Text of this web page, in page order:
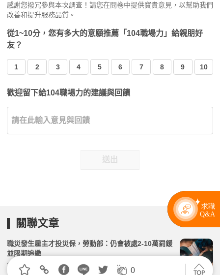
感謝您撥冗參與本次調查！請您在問卷中提供寶貴意見，以幫助我們
改善和提升服務品質。
從1~10分，您有多大的意願推薦「104職場力」給親朋好
友？
1 2 3 4 5 6 7 8 9 10
歡迎留下給104職場力的建議與回饋
送出
0
關聯文章
職災發生雇主才投災保，勞動部：仍會被處2-10萬罰鍰
並限期追繳
2026.05.26 | 104小編 | 1914觀看數